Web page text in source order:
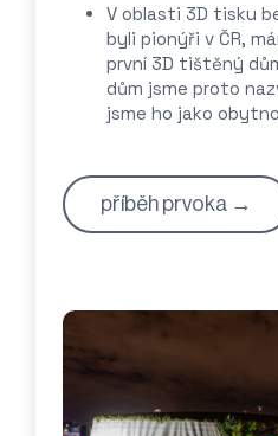
V oblasti 3D tisku
byli pionýři v ČR,
první 3D tištěný
dům jsme proto
jsme ho jako
příběh prvoka →